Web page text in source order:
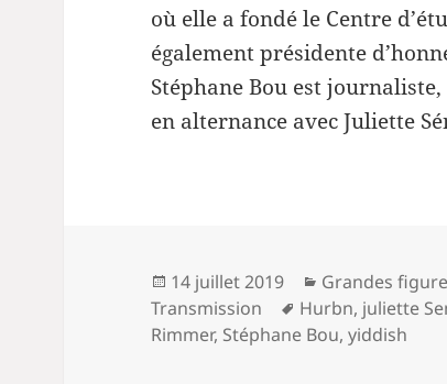
où elle a fondé le Centre
également présidente
Stéphane Bou est
en alternance avec Juliette
Publié
le
14 juillet 2019 Catégories
Grandes
Transmission
Mots-
clés
Hurbn, juliette
Rimmer, Stéphane Bou,yiddish